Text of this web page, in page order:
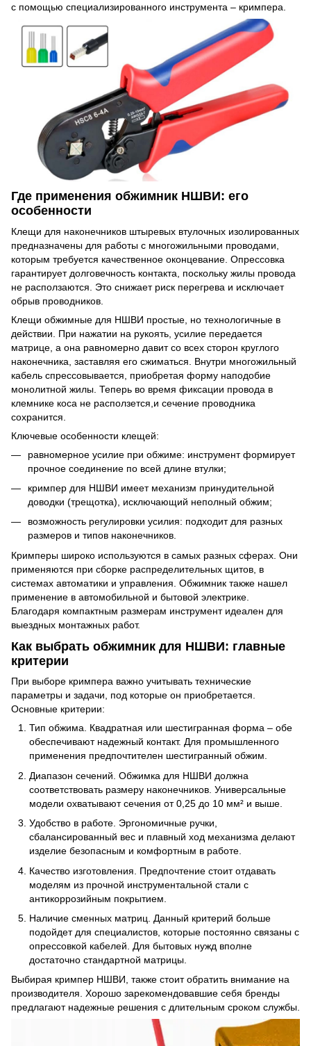
с помощью специализированного инструмента – кримпера.
Где применения обжимник НШВИ: его
особенности
Клещи для наконечников штыревых втулочных изолированных
предназначены для работы с многожильными проводами,
которым требуется качественное оконцевание. Опрессовка
гарантирует долговечность контакта, поскольку жилы провода
не расползаются. Это снижает риск перегрева и исключает
обрыв проводников.
Клещи обжимные для НШВИ простые, но технологичные в
действии. При нажатии на рукоять, усилие передается
матрице, а она равномерно давит со всех сторон круглого
наконечника, заставляя его сжиматься. Внутри многожильный
кабель спрессовывается, приобретая форму наподобие
монолитной жилы. Теперь во время фиксации провода в
клемнике коса не расползется,и сечение проводника
сохранится.
Ключевые особенности клещей:
равномерное усилие при обжиме: инструмент формирует
прочное соединение по всей длине втулки;
кримпер для НШВИ имеет механизм принудительной
доводки (трещотка), исключающий неполный обжим;
возможность регулировки усилия: подходит для разных
размеров и типов наконечников.
Кримперы широко используются в самых разных сферах. Они
применяются при сборке распределительных щитов, в
системах автоматики и управления. Обжимник также нашел
применение в автомобильной и бытовой электрике.
Благодаря компактным размерам инструмент идеален для
выездных монтажных работ.
Как выбрать обжимник для НШВИ: главные
критерии
При выборе кримпера важно учитывать технические
параметры и задачи, под которые он приобретается.
Основные критерии:
Тип обжима. Квадратная или шестигранная форма – обе
обеспечивают надежный контакт. Для промышленного
применения предпочтителен шестигранный обжим.
Диапазон сечений. Обжимка для НШВИ должна
соответствовать размеру наконечников. Универсальные
модели охватывают сечения от 0,25 до 10 мм² и выше.
Удобство в работе. Эргономичные ручки,
сбалансированный вес и плавный ход механизма делают
изделие безопасным и комфортным в работе.
Качество изготовления. Предпочтение стоит отдавать
моделям из прочной инструментальной стали с
антикоррозийным покрытием.
Наличие сменных матриц. Данный критерий больше
подойдет для специалистов, которые постоянно связаны с
опрессовкой кабелей. Для бытовых нужд вполне
достаточно стандартной матрицы.
Выбирая кримпер НШВИ, также стоит обратить внимание на
производителя. Хорошо зарекомендовавшие себя бренды
предлагают надежные решения с длительным сроком службы.